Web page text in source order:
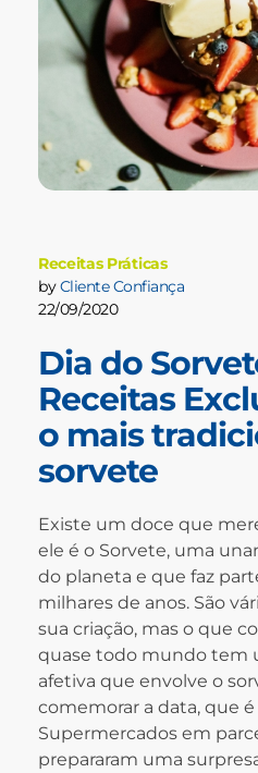
Dia do
Receitas
o mais
sorvete
22/09/2020
by Cliente Confiança
Receitas Práticas
Existe um doce que
ele é o Sorvete, uma
do planeta e que faz
milhares de anos. São
sua criação, mas o que
quase todo mundo tem
afetiva que envolve o
comemorar a data, que
Supermercados em
prepararam uma